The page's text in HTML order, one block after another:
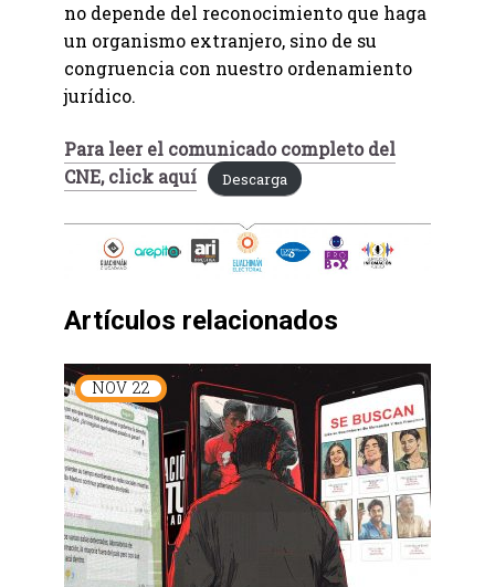
no depende del reconocimiento que haga
un organismo extranjero, sino de su
congruencia con nuestro ordenamiento
jurídico.
Para leer el comunicado completo del
CNE, click aquí
Descarga
Artículos relacionados
NOV 22